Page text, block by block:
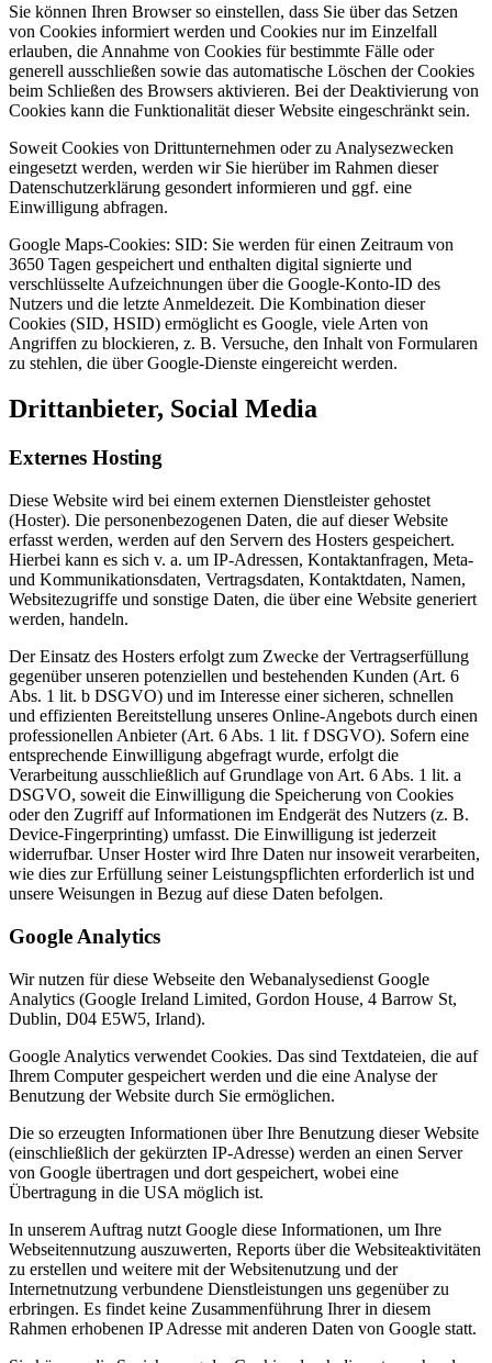
Sie können Ihren Browser so einstellen, dass Sie über das Setzen
von Cookies informiert werden und Cookies nur im Einzelfall
erlauben, die Annahme von Cookies für bestimmte Fälle oder
generell ausschließen sowie das automatische Löschen der Cookies
beim Schließen des Browsers aktivieren. Bei der Deaktivierung von
Cookies kann die Funktionalität dieser Website eingeschränkt sein.
Soweit Cookies von Drittunternehmen oder zu Analysezwecken
eingesetzt werden, werden wir Sie hierüber im Rahmen dieser
Datenschutzerklärung gesondert informieren und ggf. eine
Einwilligung abfragen.
Google Maps-Cookies: SID: Sie werden für einen Zeitraum von
3650 Tagen gespeichert und enthalten digital signierte und
verschlüsselte Aufzeichnungen über die Google-Konto-ID des
Nutzers und die letzte Anmeldezeit. Die Kombination dieser
Cookies (SID, HSID) ermöglicht es Google, viele Arten von
Angriffen zu blockieren, z. B. Versuche, den Inhalt von Formularen
zu stehlen, die über Google-Dienste eingereicht werden.
Drittanbieter, Social Media
Externes Hosting
Diese Website wird bei einem externen Dienstleister gehostet
(Hoster). Die personenbezogenen Daten, die auf dieser Website
erfasst werden, werden auf den Servern des Hosters gespeichert.
Hierbei kann es sich v. a. um IP-Adressen, Kontaktanfragen, Meta-
und Kommunikationsdaten, Vertragsdaten, Kontaktdaten, Namen,
Websitezugriffe und sonstige Daten, die über eine Website generiert
werden, handeln.
Der Einsatz des Hosters erfolgt zum Zwecke der Vertragserfüllung
gegenüber unseren potenziellen und bestehenden Kunden (Art. 6
Abs. 1 lit. b DSGVO) und im Interesse einer sicheren, schnellen
und effizienten Bereitstellung unseres Online-Angebots durch einen
professionellen Anbieter (Art. 6 Abs. 1 lit. f DSGVO). Sofern eine
entsprechende Einwilligung abgefragt wurde, erfolgt die
Verarbeitung ausschließlich auf Grundlage von Art. 6 Abs. 1 lit. a
DSGVO, soweit die Einwilligung die Speicherung von Cookies
oder den Zugriff auf Informationen im Endgerät des Nutzers (z. B.
Device-Fingerprinting) umfasst. Die Einwilligung ist jederzeit
widerrufbar. Unser Hoster wird Ihre Daten nur insoweit verarbeiten,
wie dies zur Erfüllung seiner Leistungspflichten erforderlich ist und
unsere Weisungen in Bezug auf diese Daten befolgen.
Google Analytics
Wir nutzen für diese Webseite den Webanalysedienst Google
Analytics (Google Ireland Limited, Gordon House, 4 Barrow St,
Dublin, D04 E5W5, Irland).
Google Analytics verwendet Cookies. Das sind Textdateien, die auf
Ihrem Computer gespeichert werden und die eine Analyse der
Benutzung der Website durch Sie ermöglichen.
Die so erzeugten Informationen über Ihre Benutzung dieser Website
(einschließlich der gekürzten IP-Adresse) werden an einen Server
von Google übertragen und dort gespeichert, wobei eine
Übertragung in die USA möglich ist.
In unserem Auftrag nutzt Google diese Informationen, um Ihre
Webseitennutzung auszuwerten, Reports über die Websiteaktivitäten
zu erstellen und weitere mit der Websitenutzung und der
Internetnutzung verbundene Dienstleistungen uns gegenüber zu
erbringen. Es findet keine Zusammenführung Ihrer in diesem
Rahmen erhobenen IP Adresse mit anderen Daten von Google statt.